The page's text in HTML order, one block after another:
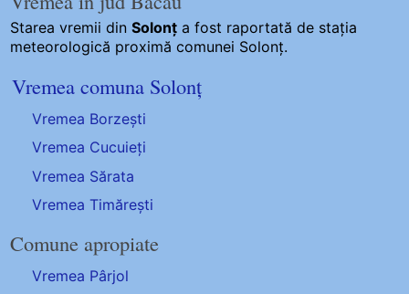
Starea vremii dinSolonț a fost raportată de stația
meteorologică proximă comunei Solonț.
Vremea comuna Solonț
Vremea Borzești
Vremea Cucuieți
Vremea Sărata
Vremea Timărești
Comune apropiate
Vremea Pârjol